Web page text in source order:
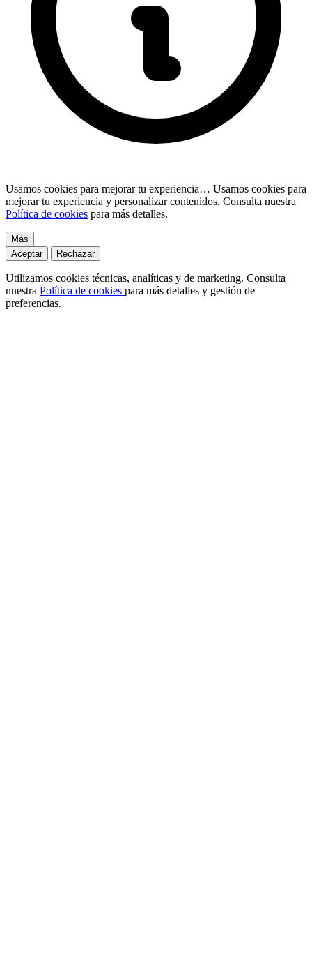
Usamos cookies para mejorar tu experiencia… Usamos cookies para
mejorar tu experiencia y personalizar contenidos. Consulta nuestra
Política de cookies para más detalles.
Más
Aceptar
Rechazar
Utilizamos cookies técnicas, analíticas y de marketing. Consulta
nuestra Política de cookies para más detalles y gestión de
preferencias.